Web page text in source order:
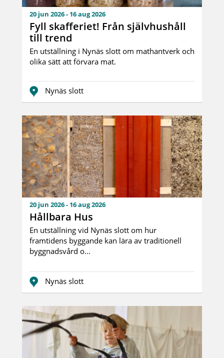
20 jun 2026 - 16 aug 2026
Fyll skafferiet! Från självhushåll
till trend
En utställning i Nynäs slott om mathantverk och
olika sätt att förvara mat.
Nynäs slott
20 jun 2026 - 16 aug 2026
Hållbara Hus
En utställning vid Nynäs slott om hur
framtidens byggande kan lära av traditionell
byggnadsvård o...
Nynäs slott